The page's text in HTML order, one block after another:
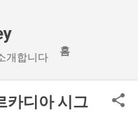
개합니다 홈
카디아 시그